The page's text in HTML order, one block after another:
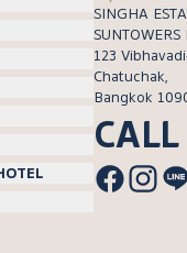
SINGHA
123
Chatuchak,
Bangkok